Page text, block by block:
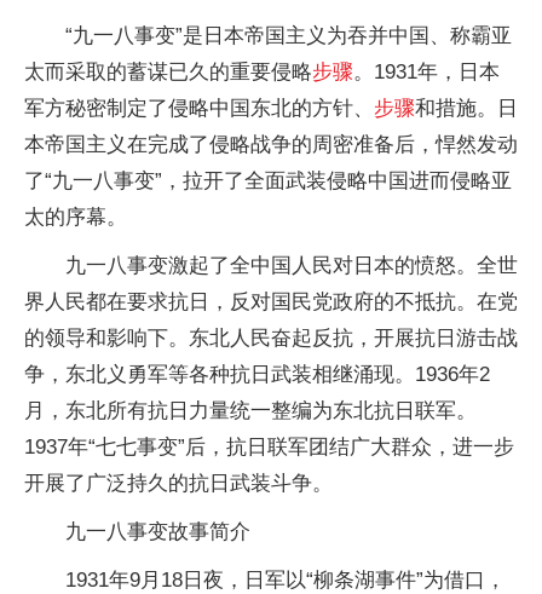
“九一八事变”是日本帝国主义为吞并中国、称霸亚
太而采取的蓄谋已久的重要侵略步骤。1931年，日本
军方秘密制定了侵略中国东北的方针、 步骤和措施。日
本帝国主义在完成了侵略战争的周密准备后，悍然发动
了“九一八事变”，拉开了全面武装侵略中国进而侵略亚
太的序幕。
九一八事变激起了全中国人民对日本的愤怒。全世
界人民都在要求抗日，反对国民党政府的不抵抗。在党
的领导和影响下。东北人民奋起反抗，开展抗日游击战
争，东北义勇军等各种抗日武装相继涌现。1936年2
月，东北所有抗日力量统一整编为东北抗日联军。
1937年“七七事变”后，抗日联军团结广大群众，进一步
开展了广泛持久的抗日武装斗争。
九一八事变故事简介
1931年9月18日夜，日军以“柳条湖事件”为借口，